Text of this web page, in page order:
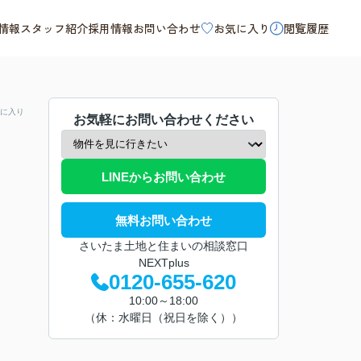
報スタッフ紹介採用情報お問い合わせ お気に入り 閲覧履歴
入り
お気軽にお問い合わせください
LINEからお問い合わせ
無料お問い合わせ
さいたま土地と住まいの相談窓口
NEXTplus
0120-655-620
10:00～18:00
（休：水曜日（祝日を除く））